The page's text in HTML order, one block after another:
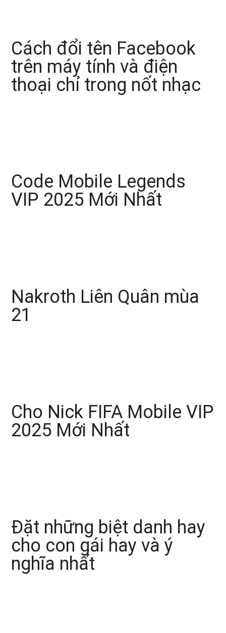
Cách đổi tên Facebook
trên máy tính và điện
thoại chỉ trong nốt nhạc
Code Mobile Legends
VIP 2025 Mới Nhất
Nakroth Liên Quân mùa
21
Cho Nick FIFA Mobile VIP
2025 Mới Nhất
Đặt những biệt danh hay
cho con gái hay và ý
nghĩa nhất